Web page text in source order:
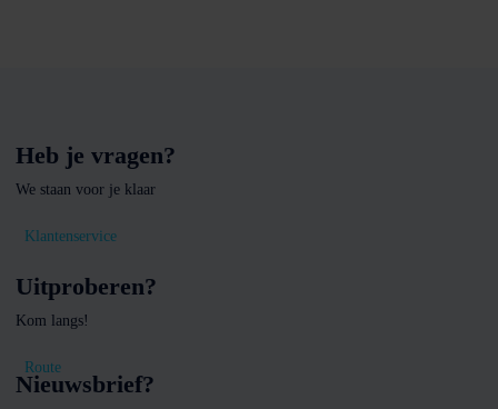
Heb je vragen?
We staan voor je klaar
Klantenservice
Uitproberen?
Kom langs!
Route
Nieuwsbrief?